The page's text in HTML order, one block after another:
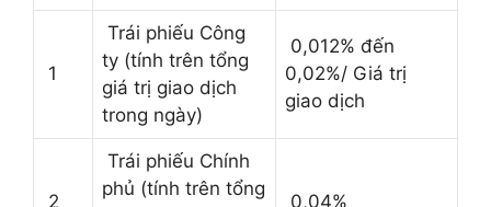
1
Trái phiếu Công
ty (tính trên tổng
giá trị giao dịch
trong ngày)
0,012% đến
0,02%/ Giá trị
giao dịch
2
Trái phiếu Chính
phủ (tính trên tổng
0,04%